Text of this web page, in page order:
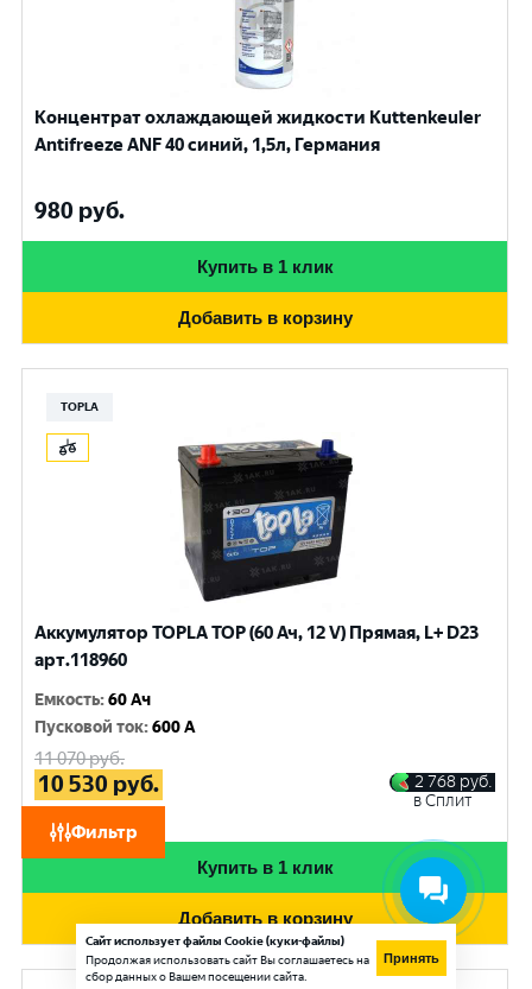
Фильтр
Концентрат охлаждающей жидкости Kuttenkeuler
Antifreeze ANF 40 синий, 1,5л, Германия
980 руб.
Купить в 1 клик
Добавить в корзину
TOPLA
Аккумулятор TOPLA TOP (60 Ач, 12 V) Прямая, L+ D23
арт.118960
Емкость:60 Ач
Пусковой ток:600 A
11 070руб.
10 530 руб.
при обмене
2 768 руб.
в Сплит
Купить в 1 клик
Добавить в корзину
Сайт использует файлы Cookie (куки-файлы)
Продолжая использовать сайт Вы соглашаетесь на
сбор данных о Вашем посещении сайта.
Принять